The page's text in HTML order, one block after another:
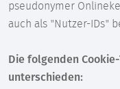
pseudonymer
auch als "Nutzer-IDs"
Die folgenden
unterschieden: